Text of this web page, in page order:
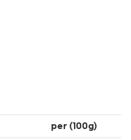
per (100g)